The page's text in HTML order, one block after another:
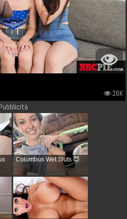
26K
Columbus Wet Sluts 😈